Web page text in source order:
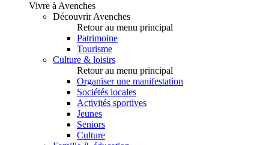
Vivre à Avenches
Découvrir Avenches
Retour au menu principal
Patrimoine
Tourisme
Culture & loisirs
Retour au menu principal
Organiser une manifestation
Sociétés locales
Activités sportives
Jeunes
Seniors
Culture